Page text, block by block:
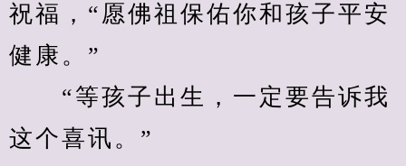
祝福，“愿佛祖保佑你和孩子平安
健康。”
“等孩子出生，一定要告诉我
这个喜讯。”